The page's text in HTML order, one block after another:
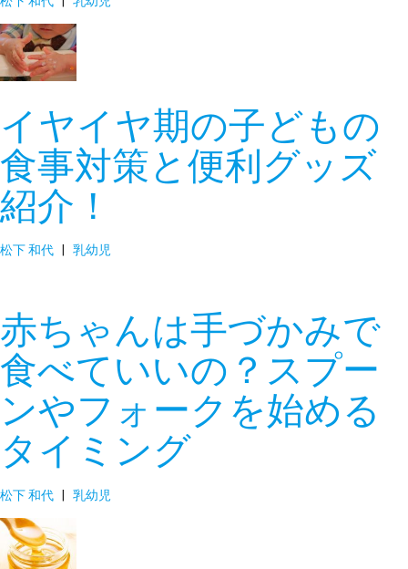
イヤイヤ期の子どもの
食事対策と便利グッズ
紹介！
松下 和代 | 乳幼児
赤ちゃんは手づかみで
食べていいの？スプー
ンやフォークを始める
タイミング
松下 和代 | 乳幼児